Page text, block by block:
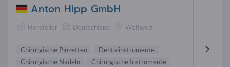
Anton Hipp GmbH
Hersteller Deutschland Weltweit
Chirurgische Pinzetten
Dentalinstrumente
Chirurgische Nadeln
Chirurgische Instrumente